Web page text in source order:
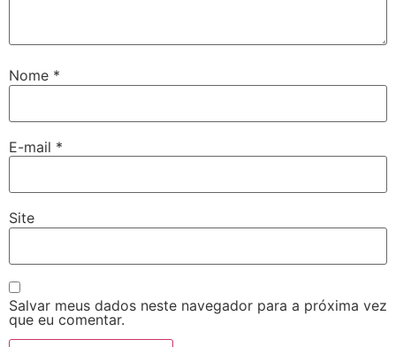
Nome *
E-mail *
Site
Salvar meus dados neste navegador para a próxima vez
que eu comentar.